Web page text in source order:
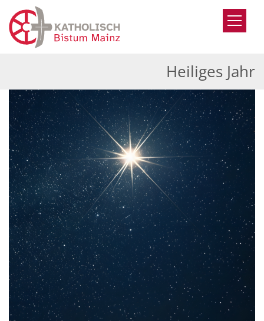
Zum Inhalt springen
Heiliges Jahr